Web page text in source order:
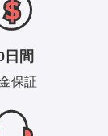
日間
保証